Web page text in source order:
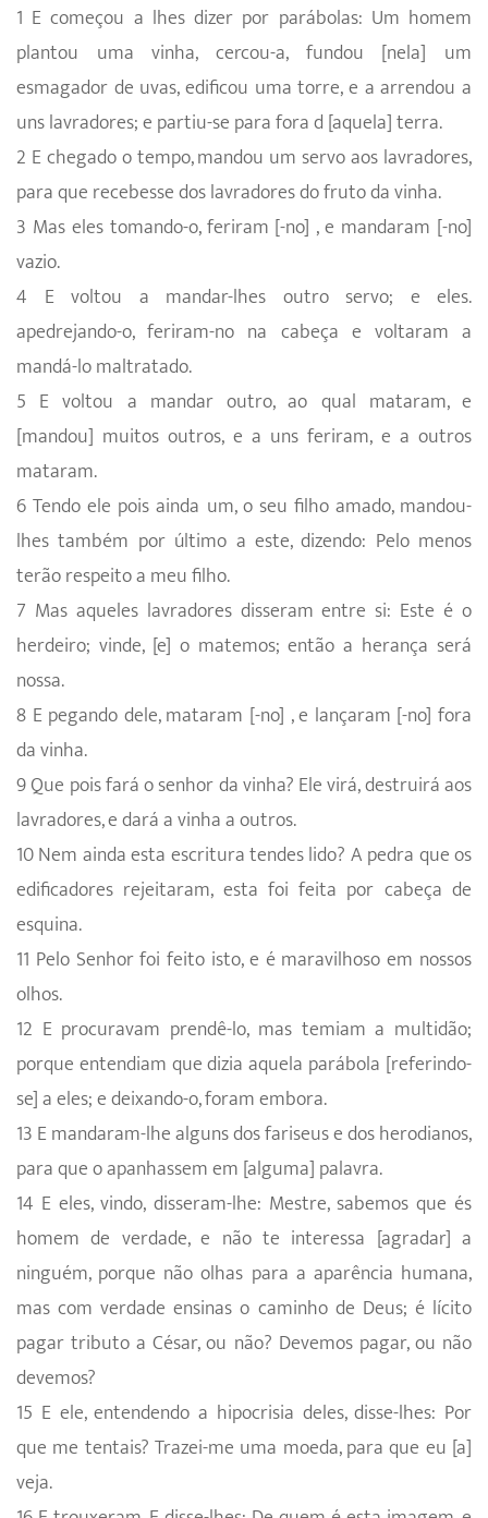
1 E começou a lhes dizer por parábolas: Um homem
plantou uma vinha, cercou-a, fundou [nela] um
esmagador de uvas, edificou uma torre, e a arrendou a
uns lavradores; e partiu-se para fora d [aquela] terra.
2 E chegado o tempo, mandou um servo aos lavradores,
para que recebesse dos lavradores do fruto da vinha.
3 Mas eles tomando-o, feriram [-no] , e mandaram [-no]
vazio.
4 E voltou a mandar-lhes outro servo; e eles.
apedrejando-o, feriram-no na cabeça e voltaram a
mandá-lo maltratado.
5 E voltou a mandar outro, ao qual mataram, e
[mandou] muitos outros, e a uns feriram, e a outros
mataram.
6 Tendo ele pois ainda um, o seu filho amado, mandou-
lhes também por último a este, dizendo: Pelo menos
terão respeito a meu filho.
7 Mas aqueles lavradores disseram entre si: Este é o
herdeiro; vinde, [e] o matemos; então a herança será
nossa.
8 E pegando dele, mataram [-no] , e lançaram [-no] fora
da vinha.
9 Que pois fará o senhor da vinha? Ele virá, destruirá aos
lavradores, e dará a vinha a outros.
10 Nem ainda esta escritura tendes lido? A pedra que os
edificadores rejeitaram, esta foi feita por cabeça de
esquina.
11 Pelo Senhor foi feito isto, e é maravilhoso em nossos
olhos.
12 E procuravam prendê-lo, mas temiam a multidão;
porque entendiam que dizia aquela parábola [referindo-
se] a eles; e deixando-o, foram embora.
13 E mandaram-lhe alguns dos fariseus e dos herodianos,
para que o apanhassem em [alguma] palavra.
14 E eles, vindo, disseram-lhe: Mestre, sabemos que és
homem de verdade, e não te interessa [agradar] a
ninguém, porque não olhas para a aparência humana,
mas com verdade ensinas o caminho de Deus; é lícito
pagar tributo a César, ou não? Devemos pagar, ou não
devemos?
15 E ele, entendendo a hipocrisia deles, disse-lhes: Por
que me tentais? Trazei-me uma moeda, para que eu [a]
veja.